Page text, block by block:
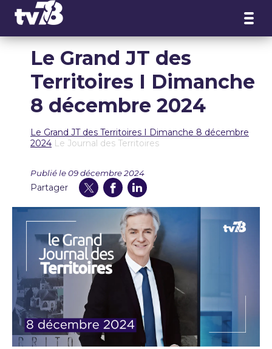
Le Grand JT des
Territoires I Dimanche
8 décembre 2024
Le Grand JT des Territoires I Dimanche 8 décembre
2024 Le Journal des Territoires
Publié le 09 décembre 2024
Partager
Panneau de gestion des cookies